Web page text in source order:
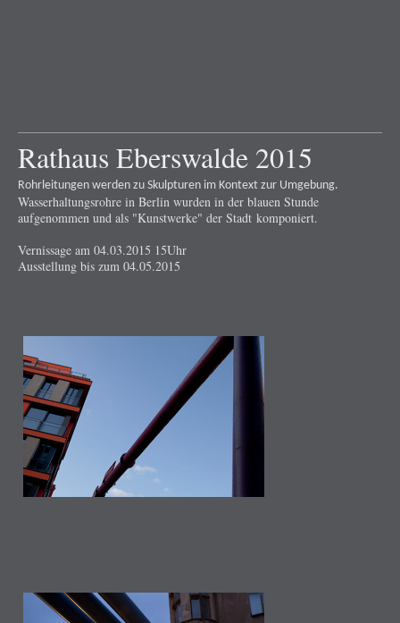
Rathaus Eberswalde 2015
Rohrleitungen werden zu Skulpturen im Kontext zur Umgebung.
Wasserhaltungsrohre in Berlin wurden in der blauen Stunde
aufgenommen und als "Kunstwerke" der Stadt komponiert.
Vernissage am 04.03.2015 15Uhr
Ausstellung bis zum 04.05.2015